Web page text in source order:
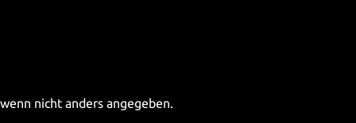
nicht anders angegeben.